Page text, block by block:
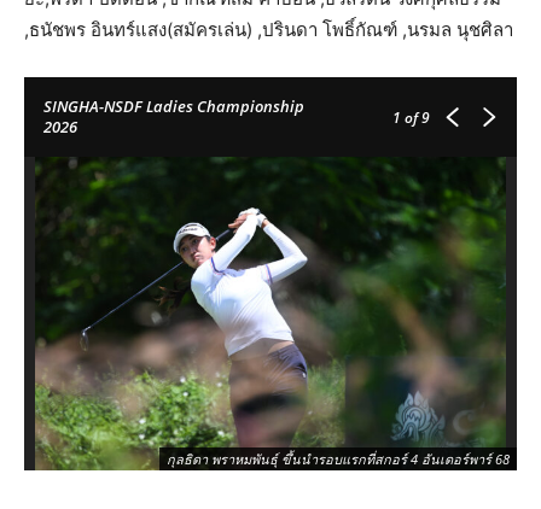
,ธนัชพร อินทร์แสง(สมัครเล่น) ,ปรินดา โพธิ์กัณฑ์ ,นรมล นุชศิลา
SINGHA-NSDF Ladies Championship
2026
1 of 9
กุลธิดา พราหมพันธุ์ ขึ้นนำรอบแรกที่สกอร์ 4 อันเดอร์พาร์ 68